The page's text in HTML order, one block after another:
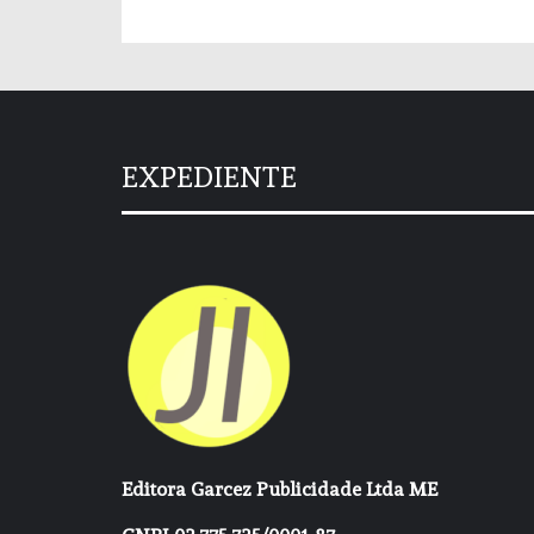
EXPEDIENTE
Editora Garcez Publicidade Ltda ME